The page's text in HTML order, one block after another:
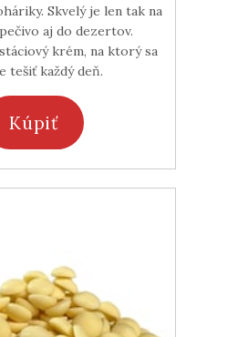
Skvelý je len tak na
aj do dezertov.
krém, na ktorý sa
tešiť každý deň.
Kúpiť